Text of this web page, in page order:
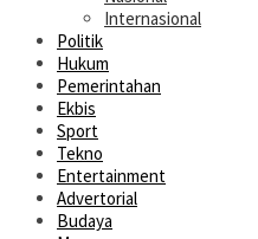
Internasional
Politik
Hukum
Pemerintahan
Ekbis
Sport
Tekno
Entertainment
Advertorial
Budaya